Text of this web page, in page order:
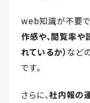
web知識が不要で
作感や、閲覧率や
れているか） など
です。
さらに、社内報の